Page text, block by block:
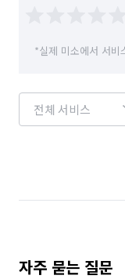
*실제 미소에서 서비
자주 묻는 질문